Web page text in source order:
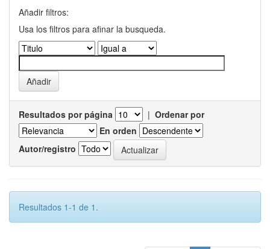
Añadir filtros:
Usa los filtros para afinar la busqueda.
Resultados por página | Ordenar por
En orden
Autor/registro
Resultados 1-1 de 1.